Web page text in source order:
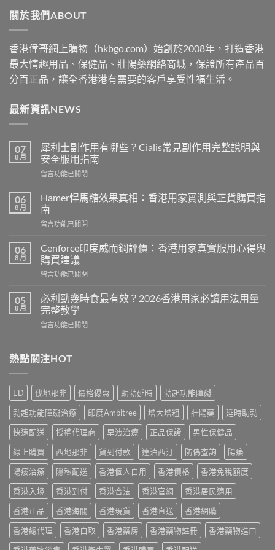
關於我們ABOUT
香港偉哥網上購物（hkbgo.com）始創於2008年，打造香港
最大情趣用品、保健品、壯陽藥網絡商城，保證所有產品百
分百正品，讓全香港港有需要的客戶享受性福生活。
最新資訊NEWS
07
8 月
犀利士副作用有哪些？Cialis常見副作用完整說明與
安全服用指南
在
利
士
副
作
有
哪
些？
Cialis
見
副
用
說
安
全
服
用
指
南〉
中
留言功能已關閉
06
8 月
Hamer悍馬糖效果真相：香港用家實測與正貨購買指
南
在
悍
馬
糖
效
真
相：
香
港
實
正
貨
購
買
指
南〉
中
留言功能已關閉
06
8 月
Cenforce印度威而鋼評價：香港用家真實服用心得與
購買建議
在
印
度
威
而
價：
用
家
真
實
服
用
心
得
與
購
買
建
議〉
中
留言功能已關閉
05
8 月
必利勁幾時食最有效？2026香港用家必讀用法用量
完整教學
在
勁
幾
食
最
有
效？
2026
香
港
用
家
必
讀
用
法
用
量
完
留言功能已關閉
熱點關注HOT
ED 伐地那非 價格優惠 助勃延時
勃起功能障礙
勃起功能障礙治療
印度Ambitree 增大增粗 壯陽藥
延時助勃
快速配送
授權代理商 早洩治療 正品保證
男性保健品
線上購買
西地那非 貨到付款 達泊西汀 防偽查詢
陽痿
陽痿治療
隱私配送 香港個人自用 香港價格
香港免稅額度
香港入境
香港到付 香港合法 香港官網
香港居民適用
香港正品
香港海關 香港現貨 香港直送
香港網購
香港總代理
香港自取 香港藥房 香港藥物註冊
香港藥物進口